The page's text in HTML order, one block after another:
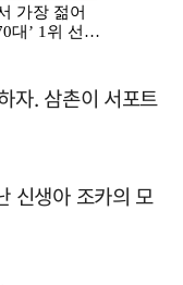
자. 삼촌이 서포트
신생아 조카의 모